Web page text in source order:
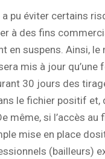
a pu éviter certains
à des fins
en suspens. Ainsi,
mis à jour
30 jours des
le fichier positif
même, si l’accès
mise en place
(bailleurs)